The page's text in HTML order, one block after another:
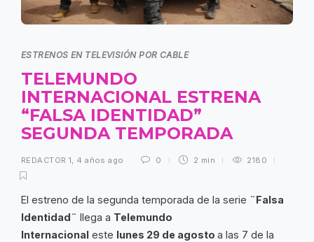
ESTRENOS EN TELEVISIÓN POR CABLE
TELEMUNDO
INTERNACIONAL ESTRENA
“FALSA IDENTIDAD”
SEGUNDA TEMPORADA
REDACTOR 1, 4 años ago 0 2 min 2180
El estreno de la segunda temporada de la serie ¨Falsa
Identidad¨ llega a Telemundo
Internacional este lunes 29 de agosto a las 7 de la